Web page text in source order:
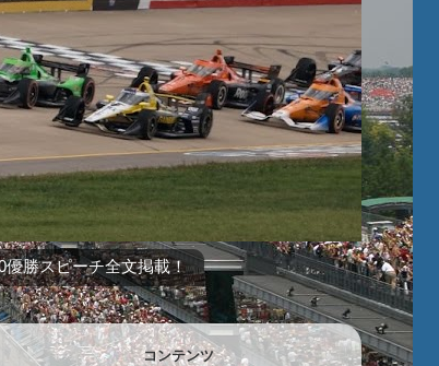
勝スピーチ全文掲載！
コンテンツ